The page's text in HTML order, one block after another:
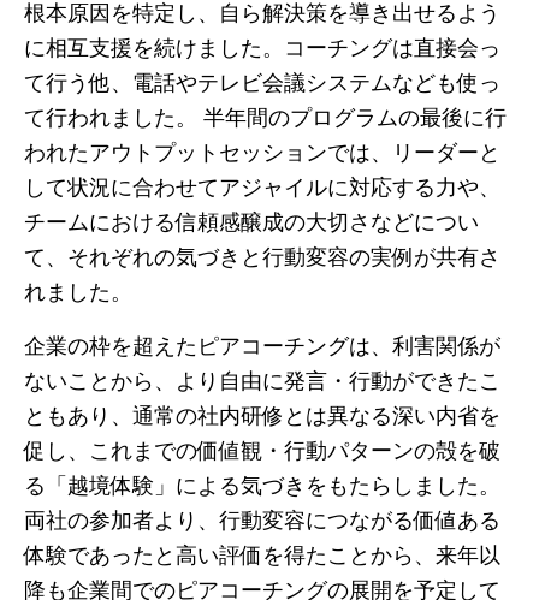
根本原因を特定し、自ら解決策を導き出せるよう
に相互支援を続けました。コーチングは直接会っ
て行う他、電話やテレビ会議システムなども使っ
て行われました。 半年間のプログラムの最後に行
われたアウトプットセッションでは、リーダーと
して状況に合わせてアジャイルに対応する力や、
チームにおける信頼感醸成の大切さなどについ
て、それぞれの気づきと行動変容の実例が共有さ
れました。
企業の枠を超えたピアコーチングは、利害関係が
ないことから、より自由に発言・行動ができたこ
ともあり、通常の社内研修とは異なる深い内省を
促し、これまでの価値観・行動パターンの殻を破
る「越境体験」による気づきをもたらしました。
両社の参加者より、行動変容につながる価値ある
体験であったと高い評価を得たことから、来年以
降も企業間でのピアコーチングの展開を予定して